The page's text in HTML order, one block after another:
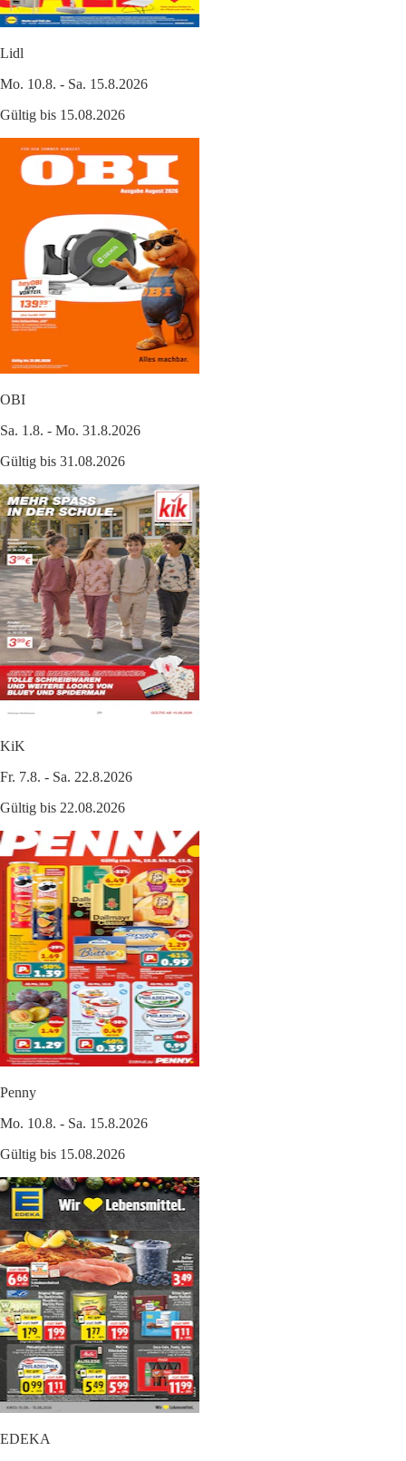
Lidl
Mo. 10.8. - Sa. 15.8.2026
Gültig bis 15.08.2026
OBI
Sa. 1.8. - Mo. 31.8.2026
Gültig bis 31.08.2026
KiK
Fr. 7.8. - Sa. 22.8.2026
Gültig bis 22.08.2026
Penny
Mo. 10.8. - Sa. 15.8.2026
Gültig bis 15.08.2026
EDEKA